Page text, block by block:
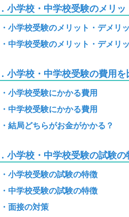
小学校・中学校受験のメリ
・小学校受験のメリット・デメリ
・中学校受験のメリット・デメリ
小学校・中学校受験の費用を
・小学校受験にかかる費用
・中学校受験にかかる費用
・結局どちらがお金がかかる？
小学校・中学校受験の試験
・小学校受験の試験の特徴
・中学校受験の試験の特徴
・面接の対策